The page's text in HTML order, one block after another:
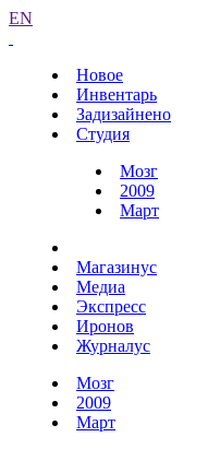
EN
Новое
Инвентарь
Задизайнено
Студия
Мозг
2009
Март
Магазинус
Медиа
Экспресс
Иронов
Журналус
Мозг
2009
Март